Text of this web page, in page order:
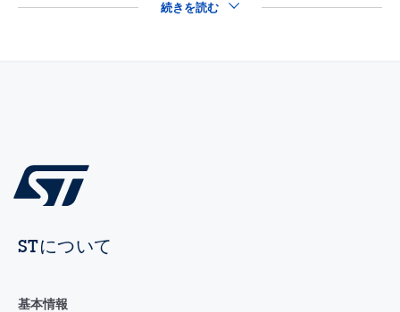
続きを読む
STについて
基本情報